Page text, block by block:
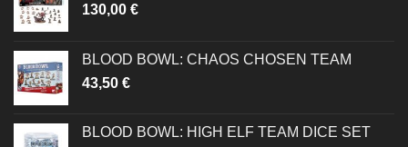
130,00 €
BLOOD BOWL: CHAOS CHOSEN TEAM
43,50 €
BLOOD BOWL: HIGH ELF TEAM DICE SET